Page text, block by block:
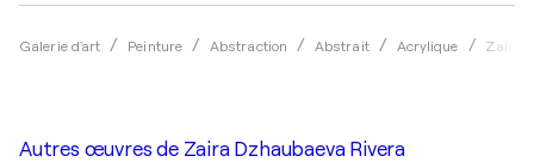
Galerie d'art Peinture Abstraction Abstrait Acrylique Zaira
Autres œuvres de Zaira Dzhaubaeva Rivera